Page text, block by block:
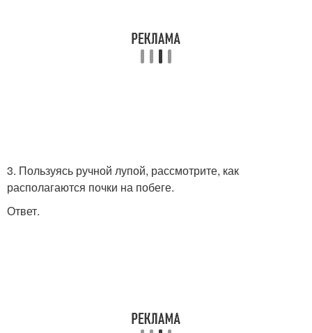
3. Пользуясь ручной лупой, рассмотрите, как
располагаются почки на побеге.
Ответ.